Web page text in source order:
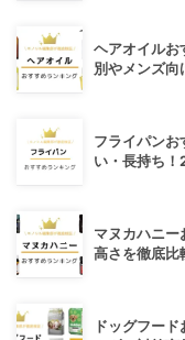
ヘアオイルお
別やメンズ向
フライパン
い・長持ち！
マヌカハニ
高さを徹底比
ドッグフー